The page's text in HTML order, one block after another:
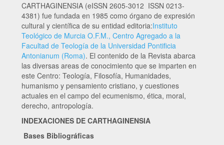
CARTHAGINENSIA (eISSN 2605-3012 ISSN 0213-
4381) fue fundada en 1985 como órgano de expresión
cultural y científica de su entidad editoria:Instituto
Teológico de Murcia O.F.M., Centro Agregado a la
Facultad de Teología de la Universidad Pontificia
Antonianum (Roma). El contenido de la Revista abarca
las diversas areas de conocimiento que se imparten en
este Centro: Teología, Filosofía, Humanidades,
humanismo y pensamiento cristiano, y cuestiones
actuales en el campo del ecumenismo, ética, moral,
derecho, antropología.
INDEXACIONES DE CARTHAGINENSIA
Bases Bibliográficas